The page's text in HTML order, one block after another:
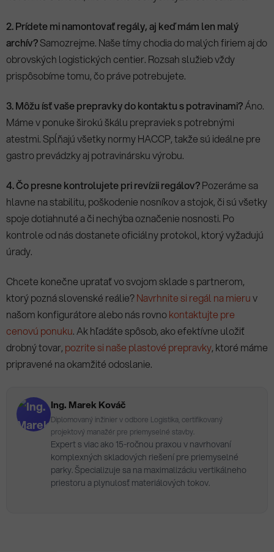
2. Prídete mi namontovať regály, aj keď mám len malý
archív?Samozrejme. Naše tímy chodia do malých firiem aj do
obrovských logistických centier. Rozsah služieb vždy
prispôsobíme tomu, čo práve potrebujete.
3. Môžu ísť vaše prepravky do kontaktu s potravinami?Áno.
Máme v ponuke širokú škálu prepraviek s potrebnými
atestmi. Spĺňajú všetky normy HACCP, takže sú ideálne pre
gastro prevádzky aj potravinársku výrobu.
4. Čo presne kontrolujete pri revízii regálov?Pozeráme sa
hlavne na stabilitu, poškodenie nosníkov a stojok, či sú všetky
spoje dotiahnuté a či nechýba označenie nosnosti. Po
kontrole od nás dostanete oficiálny protokol, ktorý vyžadujú
úrady.
Chcete konečne upratať vo svojom sklade s partnerom,
ktorý pozná slovenské reálie?Navrhnite si regál na mieruv
našom konfigurátore alebo nás rovnokontaktujte pre
cenovú ponuku. Ak hľadáte spôsob, ako efektívne uložiť
drobný tovar, pozrite si naše plastové prepravky, ktoré máme
pripravené na okamžité odoslanie.
Ing. Marek Kováč
Diplomovaný inžinier v odbore Logistika, certifikovaný
projektový manažér pre priemyselné stavby.
Expert s viac ako 15-ročnou praxou v navrhovaní
komplexných skladových riešení pre priemyselné
parky. Špecializuje sa na maximalizáciu vertikálneho
priestoru a plynulosť materiálových tokov.